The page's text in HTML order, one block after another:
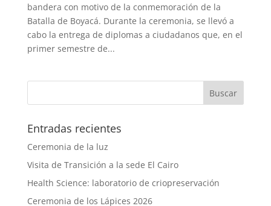
bandera con motivo de la conmemoración de la
Batalla de Boyacá. Durante la ceremonia, se llevó a
cabo la entrega de diplomas a ciudadanos que, en el
primer semestre de...
Entradas recientes
Ceremonia de la luz
Visita de Transición a la sede El Cairo
Health Science: laboratorio de criopreservación
Ceremonia de los Lápices 2026